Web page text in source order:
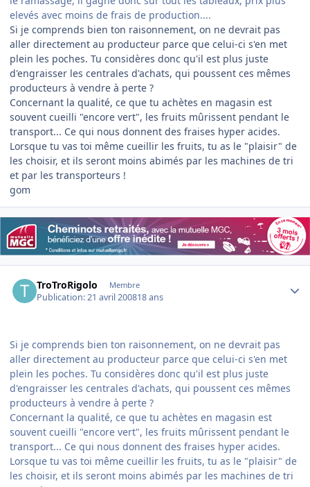
elevés avec moins de frais de production....
Si je comprends bien ton raisonnement, on ne devrait pas
aller directement au producteur parce que celui-ci s'en met
plein les poches. Tu considères donc qu'il est plus juste
d'engraisser les centrales d'achats, qui poussent ces mêmes
producteurs à vendre à perte ?
Concernant la qualité, ce que tu achètes en magasin est
souvent cueilli "encore vert", les fruits mûrissent pendant le
transport... Ce qui nous donnent des fraises hyper acides.
Lorsque tu vas toi même cueillir les fruits, tu as le "plaisir" de
les choisir, et ils seront moins abimés par les machines de tri
et par les transporteurs !
gom
TroTroRigolo Membre
Publication:21 avril 200818 ans
Si je comprends bien ton raisonnement, on ne devrait pas
aller directement au producteur parce que celui-ci s'en met
plein les poches. Tu considères donc qu'il est plus juste
d'engraisser les centrales d'achats, qui poussent ces mêmes
producteurs à vendre à perte ?
Concernant la qualité, ce que tu achètes en magasin est
souvent cueilli "encore vert", les fruits mûrissent pendant le
transport... Ce qui nous donnent des fraises hyper acides.
Lorsque tu vas toi même cueillir les fruits, tu as le "plaisir" de
les choisir, et ils seront moins abimés par les machines de tri